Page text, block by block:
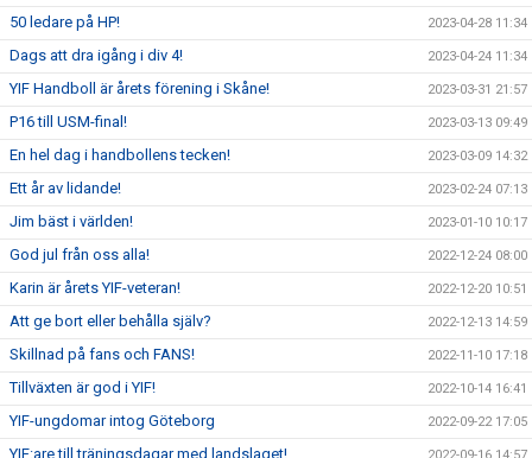
50 ledare på HP! 2023-04-28 11:34
Dags att dra igång i div 4! 2023-04-24 11:34
YIF Handboll är årets förening i Skåne! 2023-03-31 21:57
P16 till USM-final! 2023-03-13 09:49
En hel dag i handbollens tecken! 2023-03-09 14:32
Ett år av lidande! 2023-02-24 07:13
Jim bäst i världen! 2023-01-10 10:17
God jul från oss alla! 2022-12-24 08:00
Karin är årets YIF-veteran! 2022-12-20 10:51
Att ge bort eller behålla själv? 2022-12-13 14:59
Skillnad på fans och FANS! 2022-11-10 17:18
Tillväxten är god i YIF! 2022-10-14 16:41
YIF-ungdomar intog Göteborg 2022-09-22 17:05
YIF:are till träningsdagar med landslaget!